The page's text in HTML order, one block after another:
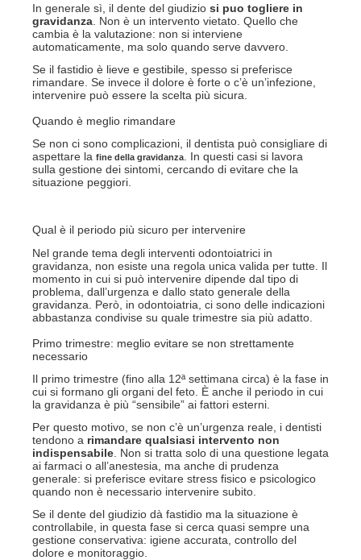
In generale sì, il dente del giudizio si puo togliere in
gravidanza . Non è un intervento vietato. Quello che
cambia è la valutazione: non si interviene
automaticamente, ma solo quando serve davvero.
Se il fastidio è lieve e gestibile, spesso si preferisce
rimandare. Se invece il dolore è forte o c’è un’infezione,
intervenire può essere la scelta più sicura.
Quando è meglio rimandare
Se non ci sono complicazioni, il dentista può consigliare di
aspettare la fine della gravidanza
. In questi casi si lavora
sulla gestione dei sintomi, cercando di evitare che la
situazione peggiori.
Qual è il periodo più sicuro per intervenire
Nel grande tema degli interventi odontoiatrici in
gravidanza, non esiste una regola unica valida per tutte. Il
momento in cui si può intervenire dipende dal tipo di
problema, dall’urgenza e dallo stato generale della
gravidanza. Però, in odontoiatria, ci sono delle indicazioni
abbastanza condivise su quale trimestre sia più adatto.
Primo trimestre: meglio evitare se non strettamente
necessario
Il primo trimestre (fino alla 12ª settimana circa) è la fase in
cui si formano gli organi del feto. È anche il periodo in cui
la gravidanza è più “sensibile” ai fattori esterni.
Per questo motivo, se non c’è un’urgenza reale, i dentisti
tendono a rimandare qualsiasi intervento non
indispensabile Non si tratta solo di una questione legata
ai farmaci o all’anestesia, ma anche di prudenza
generale: si preferisce evitare stress fisico e psicologico
quando non è necessario intervenire subito.
Se il dente del giudizio dà fastidio ma la situazione è
controllabile, in questa fase si cerca quasi sempre una
gestione conservativa: igiene accurata, controllo del
dolore e monitoraggio.